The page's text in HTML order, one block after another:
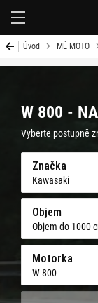
Úvod MÉ MOTO
W 800 -
Vyberte postupně
Značka
Kawasaki
Objem
Objem do 1000
Motorka
W 800